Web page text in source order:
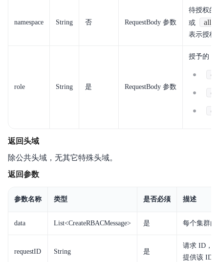
常用工具
namespace String 否 RequestBody 参数
待授权的
或
all
表示授权
role String 是 RequestBody 参数
授予的
返回头域
除公共头域，无其它特殊头域。
返回参数
参数名称 类型 是否必须 描述
data List<CreateRBACMessage> 是 每个集群的
requestID String 是
请求 ID，
提供该 ID